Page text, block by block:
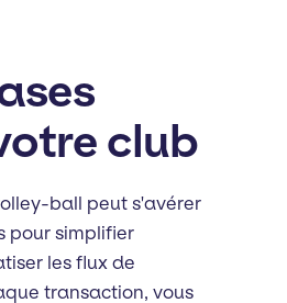
club
ball peut s'avérer
pour simplifier
les flux de
transaction, vous